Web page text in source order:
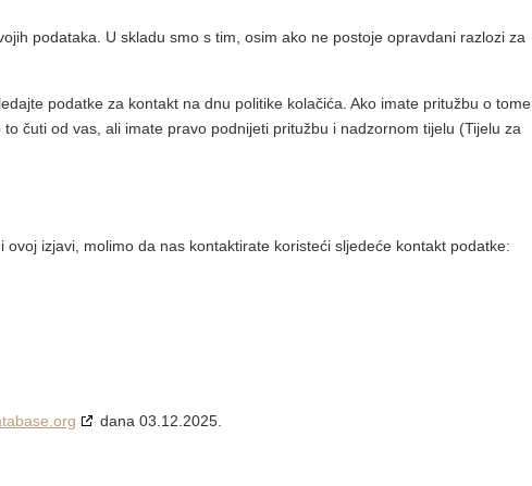
podataka. U skladu smo s tim, osim ako ne postoje opravdani razlozi za
podatke za kontakt na dnu politike kolačića. Ako imate pritužbu o tome
čuti od vas, ali imate pravo podnijeti pritužbu i nadzornom tijelu (Tijelu za
izjavi, molimo da nas kontaktirate koristeći sljedeće kontakt podatke:
dana 03.12.2025.